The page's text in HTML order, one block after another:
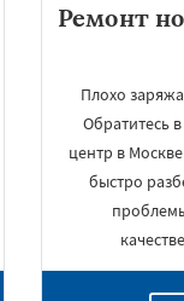
Ремонт
Плохо
Обратитесь
центр в
быстро